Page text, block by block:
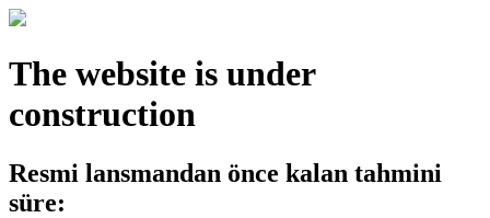
The website is under
construction
Resmi lansmandan önce kalan tahmini
süre: